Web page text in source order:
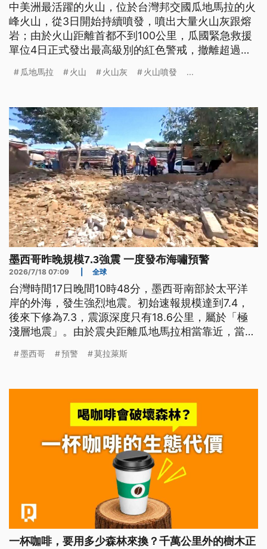
中美洲最活躍的火山，位於台灣邦交國瓜地馬拉的火
峰火山，從3日開始持續噴發，噴出大量火山灰跟熔
岩；由於火山距離首都不到100公里，瓜國緊急救援
單位4日正式發出最高級別的紅色警戒，撤離超過
傷亡與經濟損失。
瓜地馬拉 火山 火山灰 火山噴發 ...
墨西哥昨晚規模7.3強震 一度發布海嘯預警
2026/7/18 07:09 全球
台灣時間17日晚間10時48分，墨西哥南部於太平洋
岸的外海，發生強烈地震。初始速報規模達到7.4，
後來下修為7.3，震源深度只有18.6公里，屬於「極
淺層地震」。由於震央距離瓜地馬拉相當靠近，當地
墨西哥 預警 莫拉萊斯
一杯咖啡，要用多少森林來換？千萬公里外的樹木正